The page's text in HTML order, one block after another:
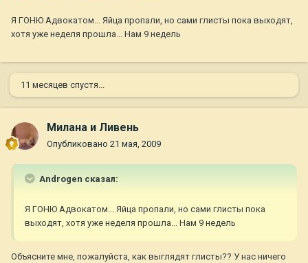
Я ГОНЮ Адвокатом... Яйца пропали, но сами глисты пока выходят,
хотя уже неделя прошла... Нам 9 недель
11 месяцев спустя...
Милана и Ливень
Опубликовано 21 мая, 2009
Androgen сказал:
Я ГОНЮ Адвокатом... Яйца пропали, но сами глисты пока
выходят, хотя уже неделя прошла... Нам 9 недель
Объясните мне, пожалуйста, как выглядят глисты?? У нас ничего